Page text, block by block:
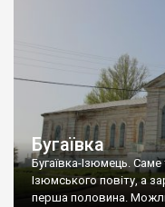
Бугаївка
Бугаївка-Ізюмець.
Ізюмського повіту, а
перша половина.